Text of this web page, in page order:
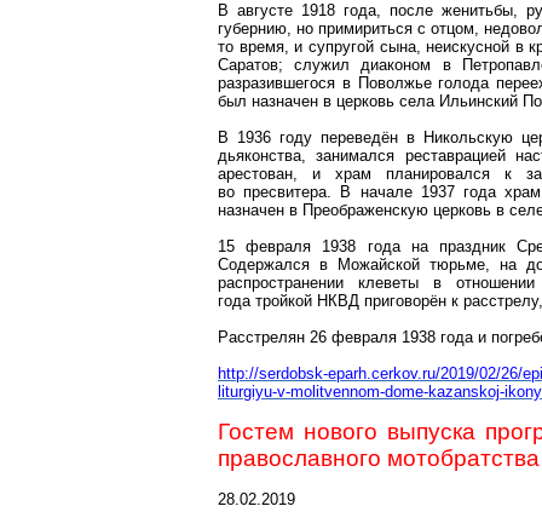
В августе 1918 года, после женитьбы,
губернию, но примириться с отцом,
то время, и супругой сына, неискусной в
Саратов; служил диаконом в
разразившегося в Поволжье голода
был назначен в церковь села Ильинский
В 1936 году переведён в Никольскую
дьяконства, занимался реставрацией
арестован, и храм планировался к
во пресвитера. В начале 1937 года
назначен в Преображенскую церковь в
15 февраля 1938 года на праздник
Содержался в Можайской тюрьме, на
распространении клеветы в
года тройкой Н КВД приговорён к
Расстрелян 26 февраля 1938 года и
http://serdobsk-eparh.cerkov.ru/2019/02/26/
liturgiyu-v-molitvennom-dome-kazanskoj-
Гостем нового выпуска
православного мотобратства
28.02.2019